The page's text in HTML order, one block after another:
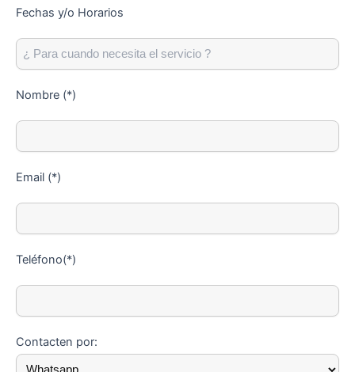
Fechas y/o Horarios
Nombre (*)
Email (*)
Teléfono(*)
Contacten por: